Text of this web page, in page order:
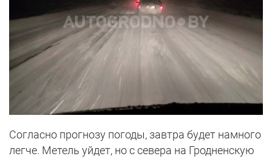
Согласно прогнозу погоды, завтра будет намного
легче. Метель уйдет, но с севера на Гродненскую